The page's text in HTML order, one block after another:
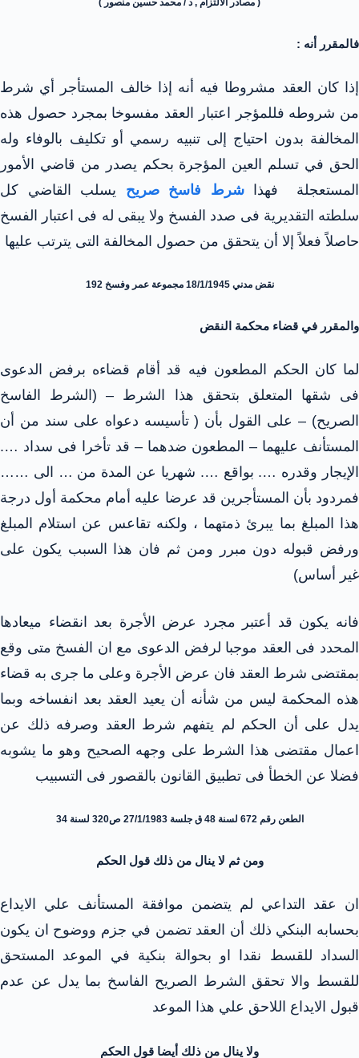
( مصادر الالتزام , د / محمد حسين منصور )
فالمقرر أنه :
إذا كان العقد مشروطا فيه أنه إذا خالف المستأجر أي شرط
من شروطه فللمؤجر اعتبار العقد مفسوخا بمجرد حصول هذه
المخالفة بدون احتياج إلى تنبيه رسمي أو تكليف بالوفاء وله
الحق في تسلم العين المؤجرة بحكم يصدر من قاضي الأمور
المستعجلة فهذاشرط فاسخ صريح يسلب القاضي كل
سلطته التقديرية فى صدد الفسخ ولا يبقى له فى اعتبار الفسخ
حاصلاً فعلاً إلا أن يتحقق من حصول المخالفة التى يترتب عليها
نقض مدني 18/1/1945 مجموعة عمر وفسخ 192
والمقرر في قضاء محكمة النقض
لما كان الحكم المطعون فيه قد أقام قضاءه برفض الدعوى
فى شقها المتعلق بتحقق هذا الشرط – (الشرط الفاسخ
الصريح) – على القول بأن ( تأسيسه دعواه على سند من أن
المستأنف عليهما – المطعون ضدهما – قد تأخرا فى سداد ….
الإيجار وقدره …. بواقع …. شهريا عن المدة من … الى ……
فمردود بأن المستأجرين قد عرضا عليه أمام محكمة أول درجة
هذا المبلغ بما يبرئ ذمتهما ، ولكنه تقاعس عن استلام المبلغ
ورفض قبوله دون مبرر ومن ثم فان هذا السبب يكون على
غير أساس)
فانه يكون قد أعتبر مجرد عرض الأجرة بعد انقضاء ميعادها
المحدد فى العقد موجبا لرفض الدعوى مع ان الفسخ متى وقع
بمقتضى شرط العقد فان عرض الأجرة وعلى ما جرى به قضاء
هذه المحكمة ليس من شأنه أن يعيد العقد بعد انفساخه وبما
يدل على أن الحكم لم يتفهم شرط العقد وصرفه ذلك عن
اعمال مقتضى هذا الشرط على وجهه الصحيح وهو ما يشوبه
فضلا عن الخطأ فى تطبيق القانون بالقصور فى التسبيب
الطعن رقم 672 لسنة 48 ق جلسة 27/1/1983 ص320 لسنة 34
ومن ثم لا ينال من ذلك قول الحكم
ان عقد التداعي لم يتضمن موافقة المستأنف علي الايداع
بحسابه البنكي ذلك أن العقد تضمن في جزم ووضوح ان يكون
السداد للقسط نقدا او بحوالة بنكية في الموعد المستحق
للقسط والا تحقق الشرط الصريح الفاسخ بما يدل عن عدم
قبول الايداع اللاحق علي هذا الموعد
ولا ينال من ذلك أيضا قول الحكم